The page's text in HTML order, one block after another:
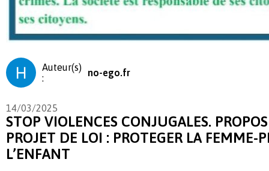
Auteur(s)
:
no-ego.fr
14/03/2025
STOP VIOLENCES CONJUGALES.
PROJET DE LOI : PROTEGER LA FEMME-
L’ENFANT